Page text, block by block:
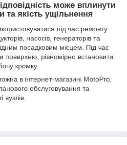
може вплинути
та якість ущільнення
під час ремонту
насосів, генераторів та
посадковим місцем. Під час
поверхню, рівномірно встановити
кромку.
в інтернет-магазині MotoPro.
обслуговування та
вузлів.